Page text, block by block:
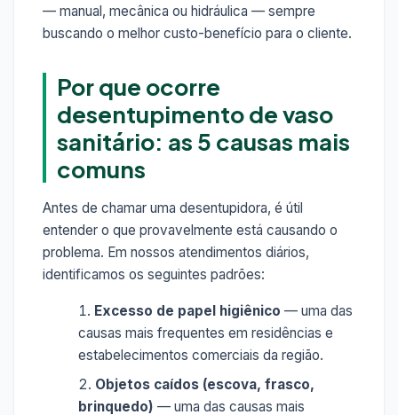
— manual, mecânica ou hidráulica — sempre
buscando o melhor custo-benefício para o cliente.
Por que ocorre
desentupimento de vaso
sanitário: as 5 causas mais
comuns
Antes de chamar uma desentupidora, é útil
entender o que provavelmente está causando o
problema. Em nossos atendimentos diários,
identificamos os seguintes padrões:
Excesso de papel higiênico — uma das
causas mais frequentes em residências e
estabelecimentos comerciais da região.
Objetos caídos (escova, frasco,
brinquedo) — uma das causas mais